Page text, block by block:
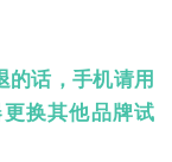
的话，手机请用
换其他品牌试